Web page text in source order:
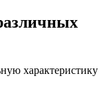
характеристику